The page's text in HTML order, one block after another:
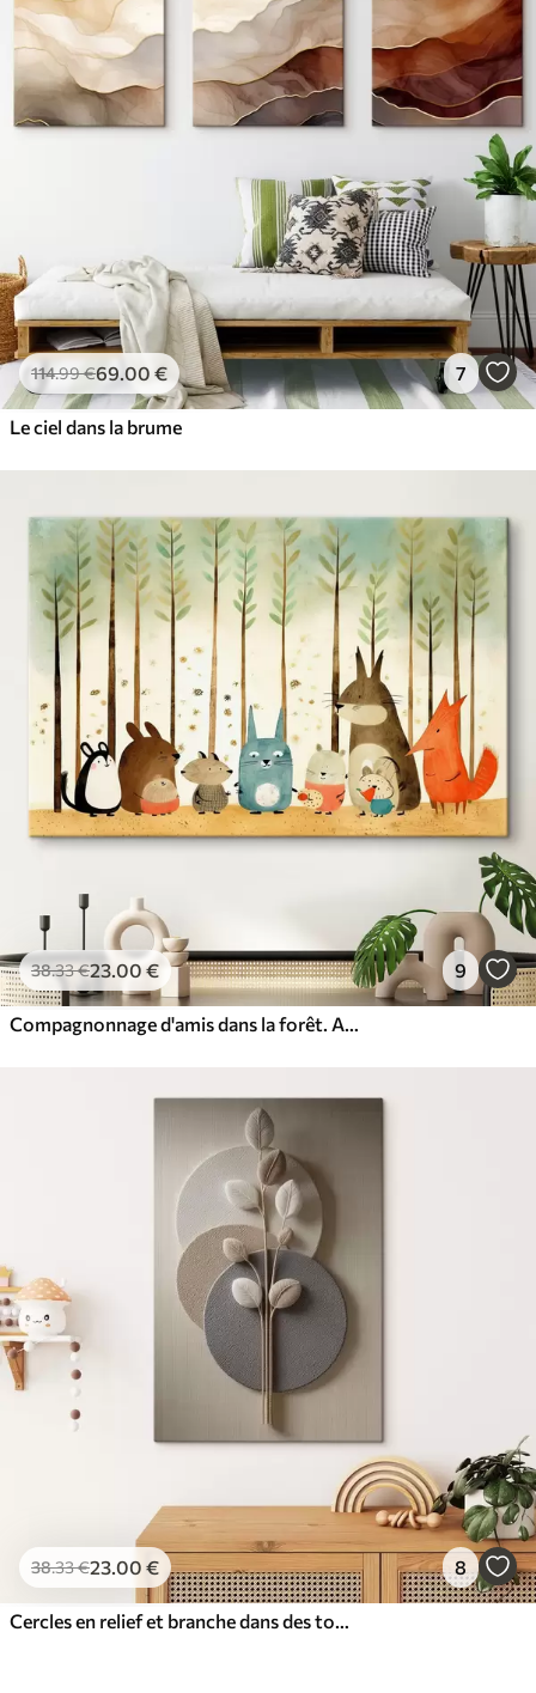
114.99€69 .00 € 7
Le ciel dans la brume
38.33€23.00 € 9
38.33€23 .00 € 8